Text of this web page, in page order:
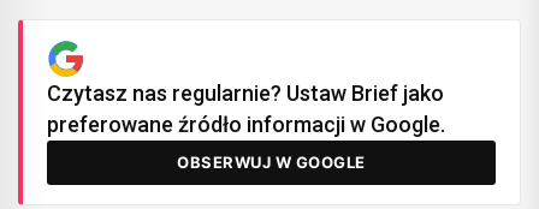
Czytasz nas regularnie? Ustaw Brief jako
preferowane źródło informacji w Google.
OBSERWUJ W GOOGLE